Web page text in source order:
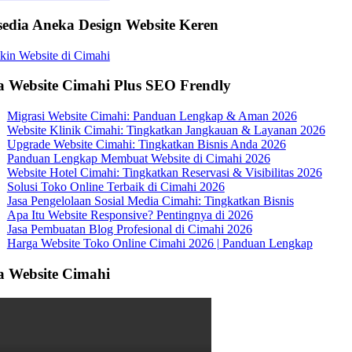
Aneka Design Website Keren
Website Cimahi Plus SEO Frendly
Migrasi Website Cimahi: Panduan Lengkap & Aman 2026
Website Klinik Cimahi: Tingkatkan Jangkauan & Layanan 2026
Upgrade Website Cimahi: Tingkatkan Bisnis Anda 2026
Panduan Lengkap Membuat Website di Cimahi 2026
Website Hotel Cimahi: Tingkatkan Reservasi & Visibilitas 2026
Solusi Toko Online Terbaik di Cimahi 2026
Jasa Pengelolaan Sosial Media Cimahi: Tingkatkan Bisnis
Apa Itu Website Responsive? Pentingnya di 2026
Jasa Pembuatan Blog Profesional di Cimahi 2026
Harga Website Toko Online Cimahi 2026 | Panduan Lengkap
Website Cimahi